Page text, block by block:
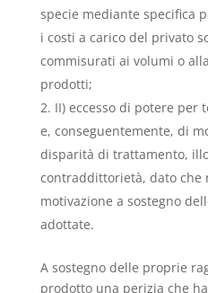
specie mediante specifica
i costi a carico del privato
commisurati ai volumi o
prodotti;
II) eccesso di potere
e, conseguentemente, di
disparità di trattamento,
contraddittorietà, dato che
motivazione a sostegno
adottate.
A sostegno delle proprie
prodotto una perizia che